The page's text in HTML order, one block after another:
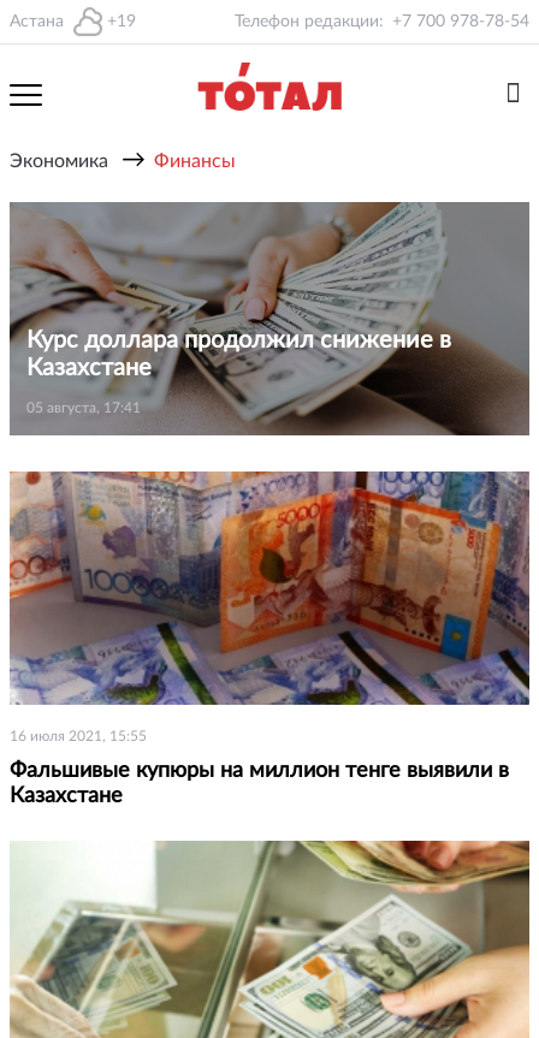
Астана +19 Телефон редакции: +7 700 978-78-54
Экономика → Финансы
Курс доллара продолжил снижение в
Казахстане
05 августа, 17:41
16 июля 2021, 15:55
Фальшивые купюры на миллион тенге выявили в
Казахстане